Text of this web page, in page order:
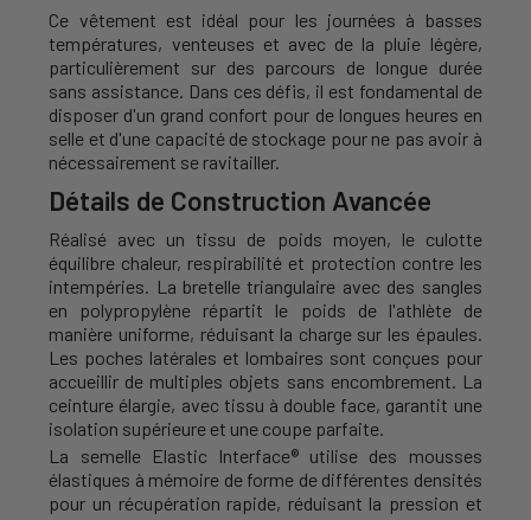
Ce vêtement est idéal pour les journées à basses
températures, venteuses et avec de la pluie légère,
particulièrement sur des parcours de longue durée
sans assistance. Dans ces défis, il est fondamental de
disposer d'un grand confort pour de longues heures en
selle et d'une capacité de stockage pour ne pas avoir à
nécessairement se ravitailler.
Détails de Construction Avancée
Réalisé avec un tissu de poids moyen, le culotte
équilibre chaleur, respirabilité et protection contre les
intempéries. La bretelle triangulaire avec des sangles
en polypropylène répartit le poids de l'athlète de
manière uniforme, réduisant la charge sur les épaules.
Les poches latérales et lombaires sont conçues pour
accueillir de multiples objets sans encombrement. La
ceinture élargie, avec tissu à double face, garantit une
isolation supérieure et une coupe parfaite.
La semelle Elastic Interface® utilise des mousses
élastiques à mémoire de forme de différentes densités
pour un récupération rapide, réduisant la pression et